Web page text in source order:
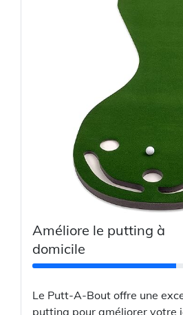
Améliore le putting à
domicile
Le Putt-A-Bout offre une
putting pour améliorer votre